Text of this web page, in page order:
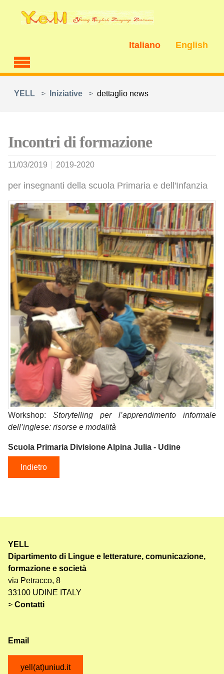
Italiano English
YELL
Iniziative dettaglio news
Incontri di formazione
11/03/2019 2019-2020
per insegnanti della scuola Primaria e dell'Infanzia
Workshop: Storytelling per l’apprendimento informale
dell’inglese: risorse e modalità
Scuola Primaria Divisione Alpina Julia - Udine
Indietro
YELL
Dipartimento di Lingue e letterature, comunicazione,
formazione e società
via Petracco, 8
33100 UDINE ITALY
> Contatti
Email
yell(at)uniud.it